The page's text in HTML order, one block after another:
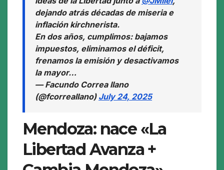
dejando atrás décadas de miseria e
inflación kirchnerista.
En dos años, cumplimos: bajamos
impuestos, eliminamos el déficit,
frenamos la emisión y desactivamos
la mayor…
— Facundo Correa llano
(@fcorreallano) July 24, 2025
Mendoza: nace «La
Libertad Avanza +